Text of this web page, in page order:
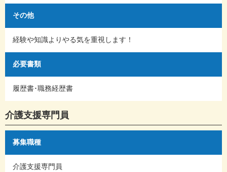
その他
経験や知識よりやる気を重視します！
必要書類
履歴書･職務経歴書
介護支援専門員
募集職種
介護支援専門員